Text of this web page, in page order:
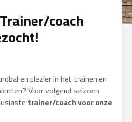
coach
en plezier in het trainen en
Voor volgend seizoen
trainer/coach voor onze